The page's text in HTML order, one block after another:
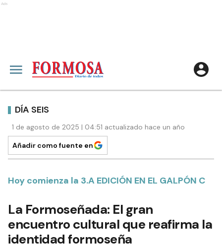
Ads
DÍA SEIS
1 de agosto de 2025 | 04:51 actualizado hace un año
Añadir como fuente en
Hoy comienza la 3.A EDICIÓN EN EL GALPÓN C
La Formoseñada: El gran
encuentro cultural que reafirma la
identidad formoseña